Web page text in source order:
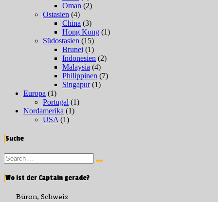
Oman (2)
Ostasien (4)
China (3)
Hong Kong (1)
Südostasien (15)
Brunei (1)
Indonesien (2)
Malaysia (4)
Philippinen (7)
Singapur(1)
Europa (1)
Portugal (1)
Nordamerika (1)
USA (1)
Suche
Search
for:
Search
Wo ist der Captain gerade?
Büron, Schweiz